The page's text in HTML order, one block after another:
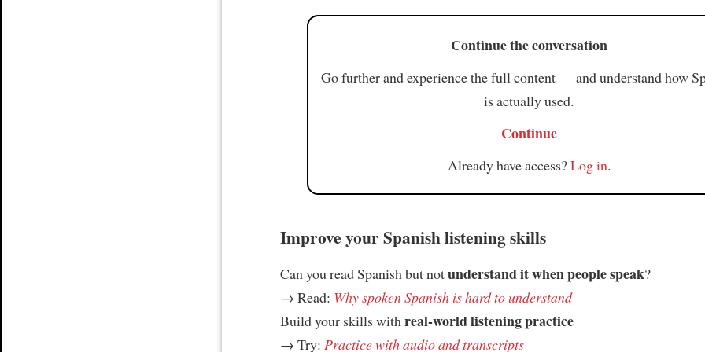
Continue the conversation
Go further and experience the full content — and understand how
is actually used.
Continue
Already have access?Log in.
Improve your Spanish listening skills
Can you read Spanish but notunderstand it when people speak?
→ Read: Why spoken Spanish is hard to understand
Build your skills withreal-world listening practice
→ Try: Practice with audio and transcripts